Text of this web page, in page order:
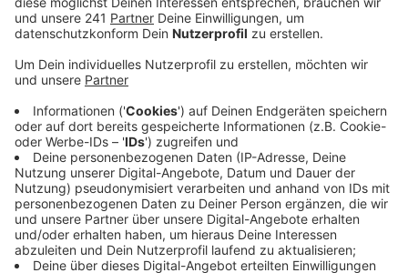
geworden. Die Stadtverwaltung hat aber eine Idee.
Veröffentlicht:Samstag, 20.02.2021 09:01
Ein Standort auf der Hauptstraße soll es bleiben –
doch statt schickem Altbau mit besonderem Flair,
strebt die Stadt offenbar die Unterbringung in einem
Backstein-Bürokomplex an. Die Rede ist von den
Wiesdorfer Arkaden, die die Stadt der Bayer AG
abkaufen will. Durch den Erwerb könnten sich